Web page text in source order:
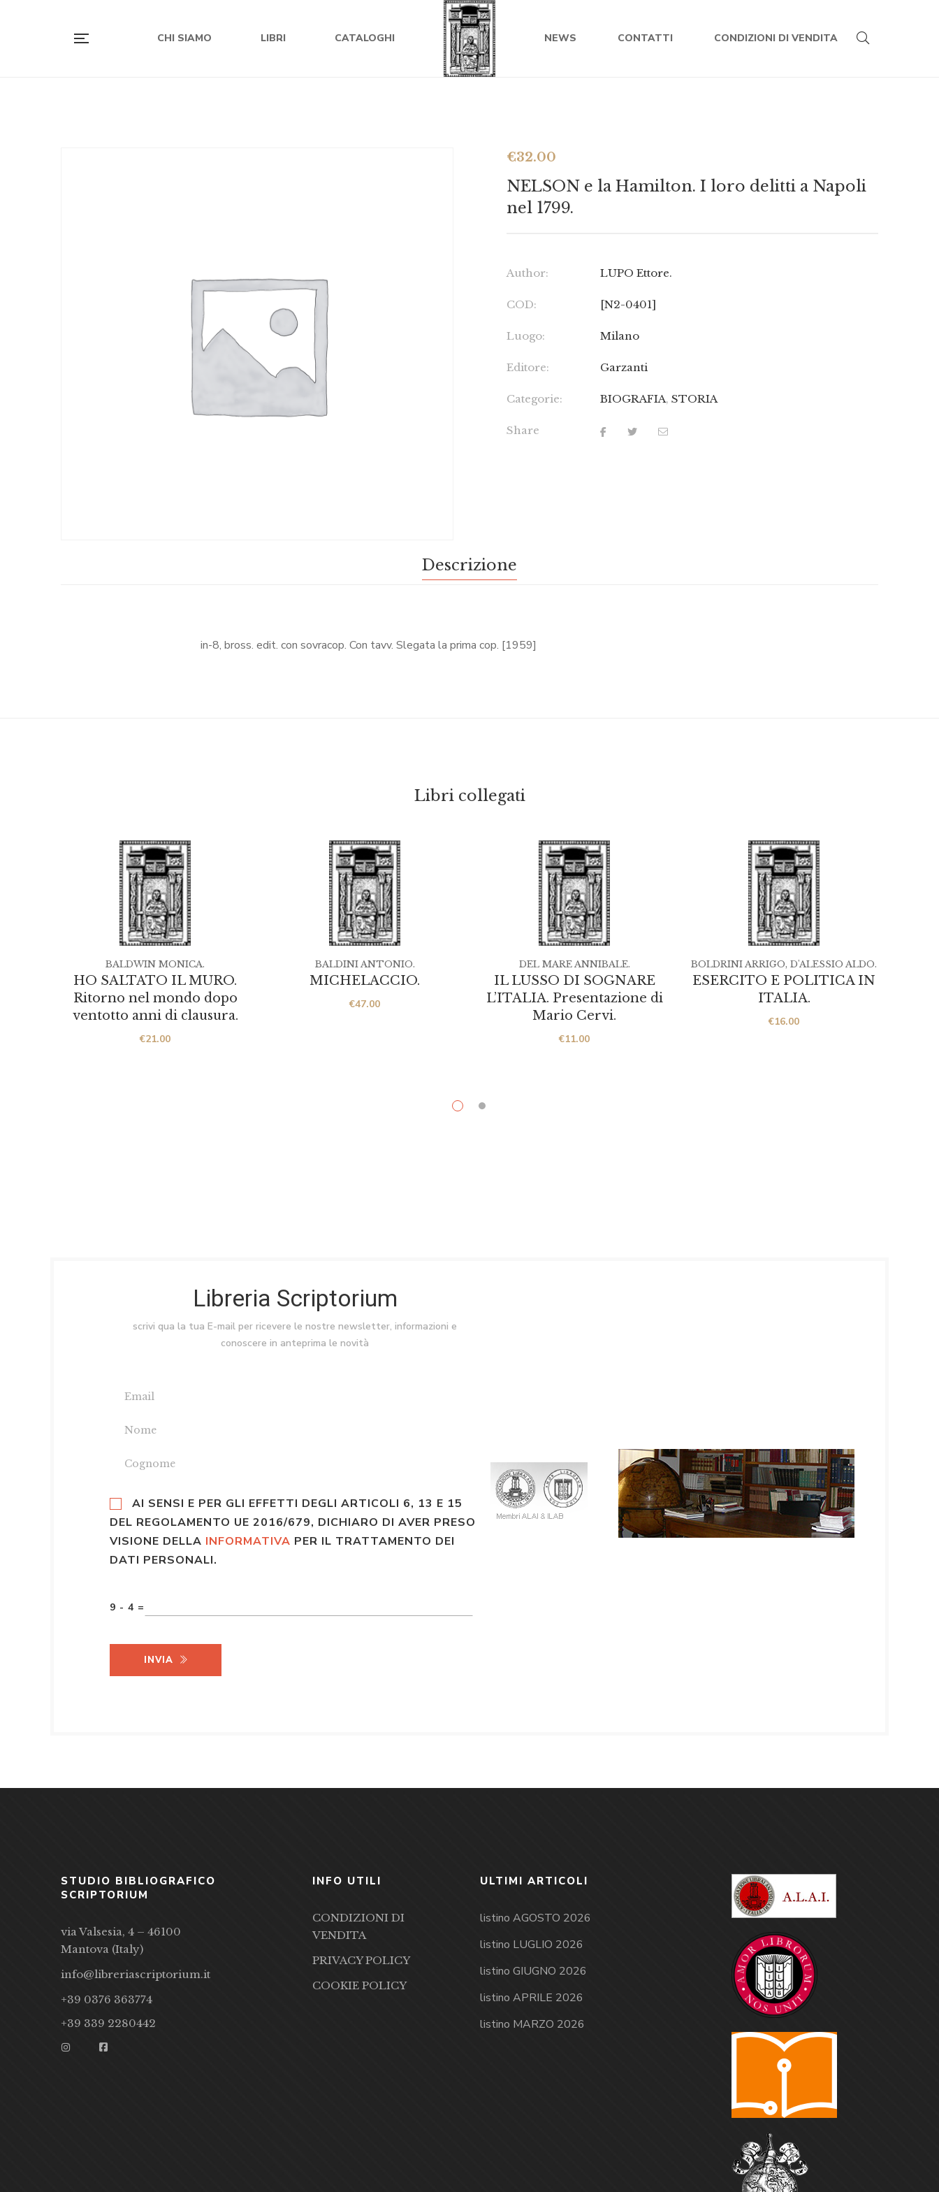
CHI SIAMO LIBRI CATALOGHI NEWS CONTATTI CONDIZIONI DI VENDITA
€32.00
NELSON e la Hamilton. I loro delitti a Napoli
nel 1799.
Author: LUPO Ettore.
COD: [N2-0401]
Luogo: Milano
Editore: Garzanti
Categorie: BIOGRAFIA,STORIA
Share
Descrizione
in-8, bross. edit. con sovracop. Con tavv. Slegata la prima cop. [1959]
Libri collegati
HO SALTATO IL MURO.
Ritorno nel mondo dopo
ventotto anni di clausura.
€21.00
BALDWIN MONICA.
MICHELACCIO.
€47.00
BALDINI ANTONIO.
IL LUSSO DI SOGNARE
L’ITALIA. Presentazione di
Mario Cervi.
€11.00
DEL MARE ANNIBALE.
ESERCITO E POLITICA IN
ITALIA.
€16.00
BOLDRINI ARRIGO, D'ALESSIO ALDO.
Libreria Scriptorium
scrivi qua la tua E-mail per ricevere le nostre newsletter, informazioni e
conoscere in anteprima le novità
AI SENSI E PER GLI EFFETTI DEGLI ARTICOLI 6, 13 E 15
DEL REGOLAMENTO UE 2016/679, DICHIARO DI AVER PRESO
VISIONE DELLA INFORMATIVA PER IL TRATTAMENTO DEI
DATI PERSONALI.
9 - 4 =
INVIA
STUDIO BIBLIOGRAFICO
SCRIPTORIUM
via Valsesia, 4 – 46100
Mantova (Italy)
info@libreriascriptorium.it
+39 0376 363774
+39 339 2280442
INFO UTILI
CONDIZIONI DI
VENDITA
PRIVACY POLICY
COOKIE POLICY
ULTIMI ARTICOLI
listino AGOSTO 2026
listino LUGLIO 2026
listino GIUGNO 2026
listino APRILE 2026
listino MARZO 2026